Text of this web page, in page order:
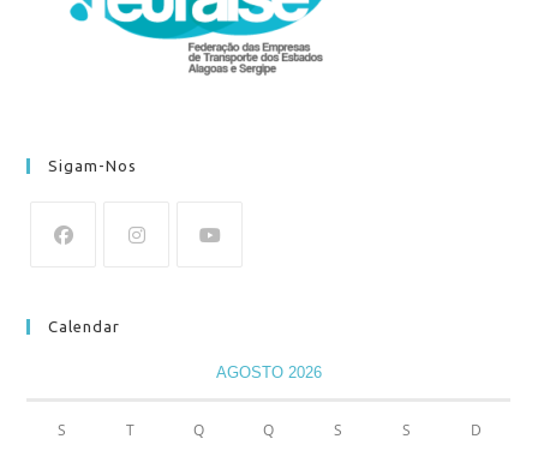
Sigam-Nos
Calendar
AGOSTO 2026
S T Q Q S S D